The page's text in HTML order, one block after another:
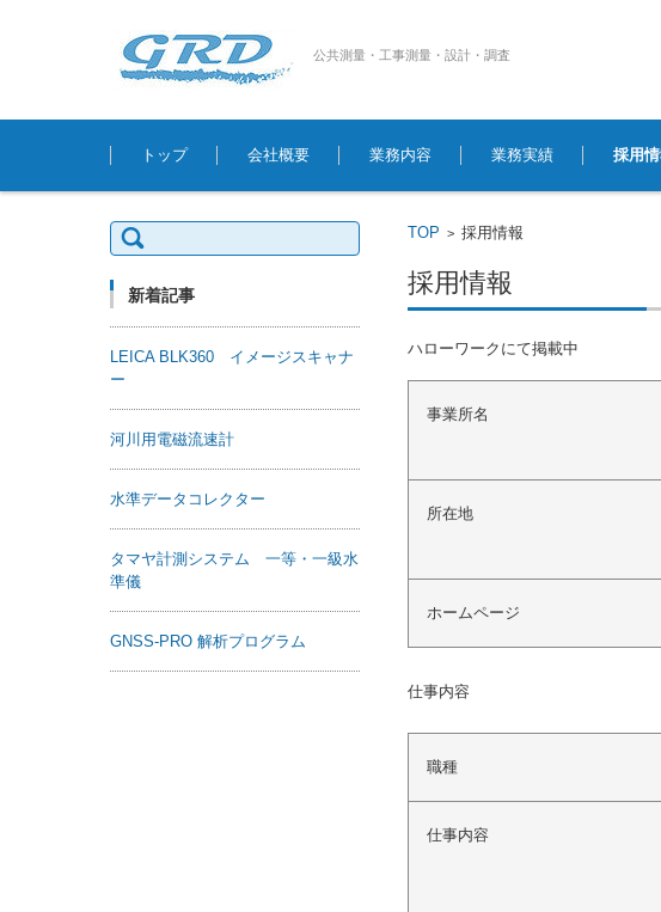
公共測量・工事測量・設計・調査
コンテンツに移動
トップ
会社概要 業務内容 業務実績 採用
TOP > 採用情報
採用情報
ハローワークにて掲載中
事業所名
所在地
ホームページ
仕事内容
職種
仕事内容
検
索:
新着記事
LEICA BLK360 イメージスキャナ
ー
河川用電磁流速計
水準データコレクター
タマヤ計測システム 一等・一級水
準儀
GNSS-PRO 解析プログラム